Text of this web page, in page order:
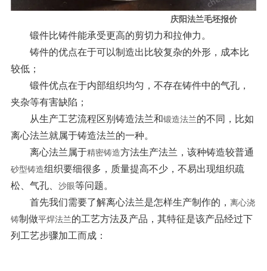
庆阳法兰毛坯报价
锻件比铸件能承受更高的剪切力和拉伸力。
铸件的优点在于可以制造出比较复杂的外形，成本比
较低；
锻件优点在于内部组织均匀，不存在铸件中的气孔，
夹杂等有害缺陷；
从生产工艺流程区别铸造法兰和锻造法兰的不同，比如
离心法兰就属于铸造法兰的一种。
离心法兰属于精密铸造方法生产法兰，该种铸造较普通
砂型铸造组织要细很多，质量提高不少，不易出现组织疏
松、气孔、 沙眼等问题。
首先我们需要了解离心法兰是怎样生产制作的， 离心浇
铸制做平焊法兰的工艺方法及产品，其特征是该产品经过下
列工艺步骤加工而成：